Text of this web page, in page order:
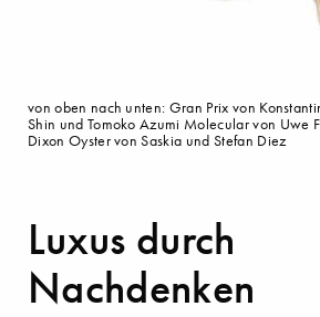
Luxus durch
Nachdenken
von oben nach unten: Gran Prix von
Shin und Tomoko Azumi Molecular von Uwe
Dixon Oyster von Saskia und Stefan Diez